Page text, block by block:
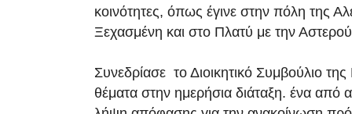
κοινότητες, όπως έγινε στην πόλη της
Ξεχασμένη και στο Πλατύ με την
Συνεδρίασε το Διοικητικό Συμβούλιο
θέματα στην ημερήσια διάταξη. ένα από